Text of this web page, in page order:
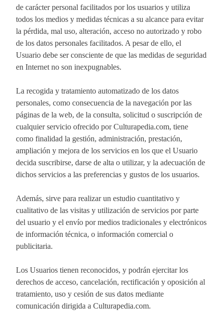
de carácter personal facilitados por los usuarios y utiliza
todos los medios y medidas técnicas a su alcance para evitar
la pérdida, mal uso, alteración, acceso no autorizado y robo
de los datos personales facilitados. A pesar de ello, el
Usuario debe ser consciente de que las medidas de seguridad
en Internet no son inexpugnables.
La recogida y tratamiento automatizado de los datos
personales, como consecuencia de la navegación por las
páginas de la web, de la consulta, solicitud o suscripción de
cualquier servicio ofrecido por Culturapedia.com, tiene
como finalidad la gestión, administración, prestación,
ampliación y mejora de los servicios en los que el Usuario
decida suscribirse, darse de alta o utilizar, y la adecuación de
dichos servicios a las preferencias y gustos de los usuarios.
Además, sirve para realizar un estudio cuantitativo y
cualitativo de las visitas y utilización de servicios por parte
del usuario y el envío por medios tradicionales y electrónicos
de información técnica, o información comercial o
publicitaria.
Los Usuarios tienen reconocidos, y podrán ejercitar los
derechos de acceso, cancelación, rectificación y oposición al
tratamiento, uso y cesión de sus datos mediante
comunicación dirigida a Culturapedia.com.